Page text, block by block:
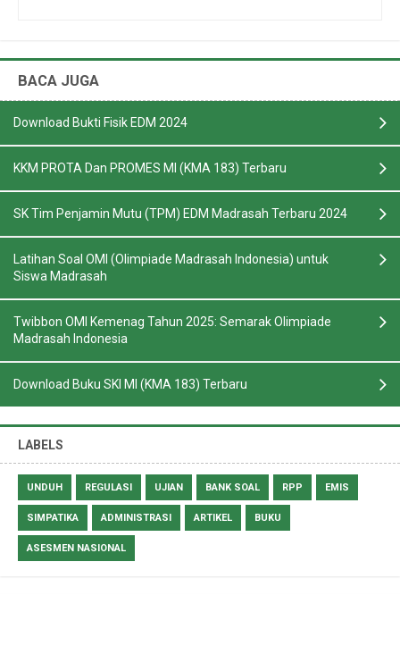
BACA JUGA
Download Bukti Fisik EDM 2024
KKM PROTA Dan PROMES MI (KMA 183) Terbaru
SK Tim Penjamin Mutu (TPM) EDM Madrasah Terbaru 2024
Latihan Soal OMI (Olimpiade Madrasah Indonesia) untuk
Siswa Madrasah
Twibbon OMI Kemenag Tahun 2025: Semarak Olimpiade
Madrasah Indonesia
Download Buku SKI MI (KMA 183) Terbaru
LABELS
UNDUH REGULASI UJIAN BANK SOAL RPP EMIS
SIMPATIKA ADMINISTRASI ARTIKEL BUKU
ASESMEN NASIONAL